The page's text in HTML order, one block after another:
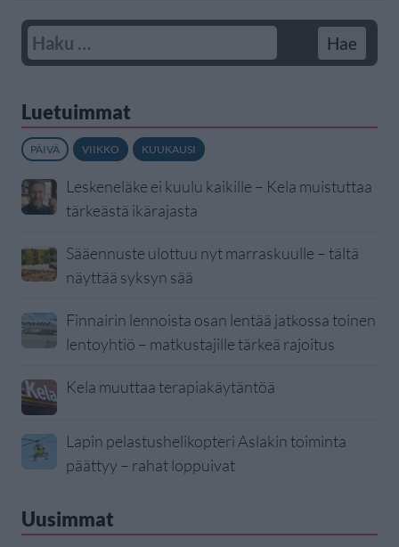
Luetuimmat
PÄIVÄ VIIKKO KUUKAUSI
Leskeneläke ei kuulu kaikille – Kela muistuttaa
tärkeästä ikärajasta
Sääennuste ulottuu nyt marraskuulle – tältä
näyttää syksyn sää
Finnairin lennoista osan lentää jatkossa toinen
lentoyhtiö – matkustajille tärkeä rajoitus
Kela muuttaa terapiakäytäntöä
Lapin pelastushelikopteri Aslakin toiminta
päättyy – rahat loppuivat
Uusimmat